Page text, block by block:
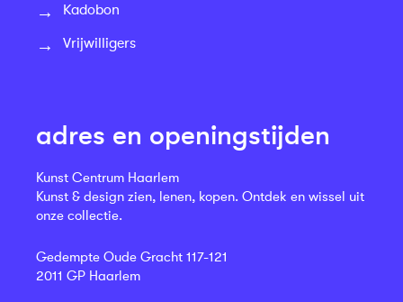
Kadobon
Vrijwilligers
adres en openingstijden
Kunst Centrum Haarlem
Kunst & design zien, lenen, kopen. Ontdek en wissel uit
onze collectie.
Gedempte Oude Gracht 117-121
2011 GP Haarlem